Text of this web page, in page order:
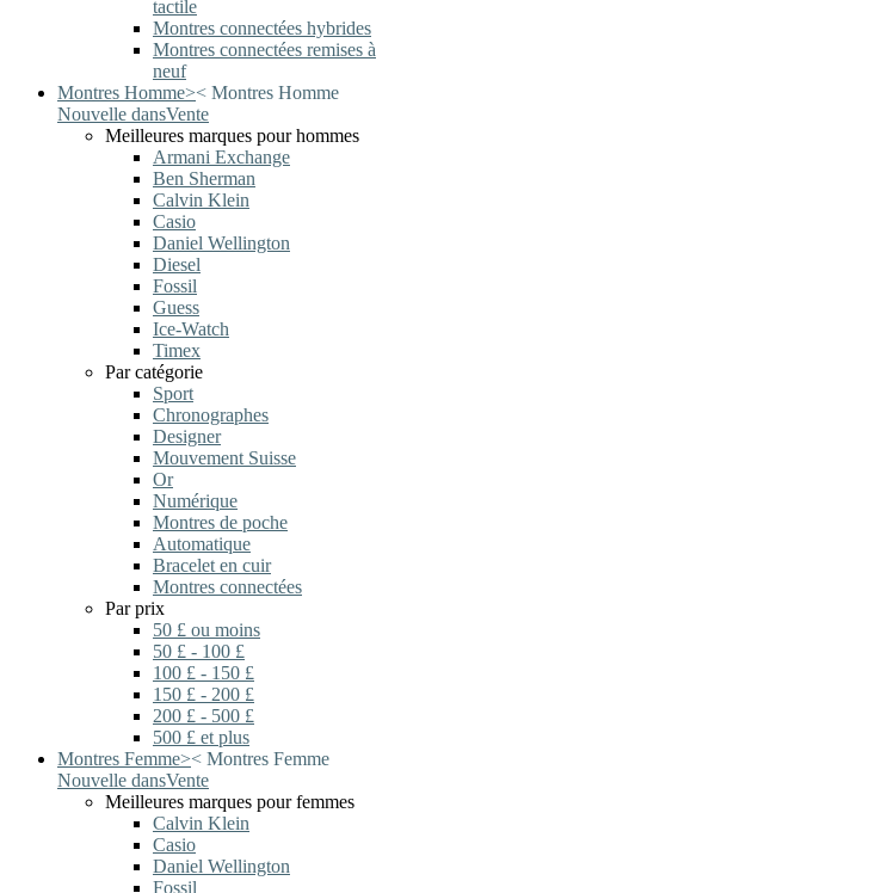
tactile
Montres connectées hybrides
Montres connectées remises à
neuf
Montres Homme>< Montres Homme
Nouvelle dansVente
Meilleures marques pour hommes
Armani Exchange
Ben Sherman
Calvin Klein
Casio
Daniel Wellington
Diesel
Fossil
Guess
Ice-Watch
Timex
Par catégorie
Sport
Chronographes
Designer
Mouvement Suisse
Or
Numérique
Montres de poche
Automatique
Bracelet en cuir
Montres connectées
Par prix
50 £ ou moins
50 £ - 100 £
100 £ - 150 £
150 £ - 200 £
200 £ - 500 £
500 £ et plus
Montres Femme>< Montres Femme
Nouvelle dansVente
Meilleures marques pour femmes
Calvin Klein
Casio
Daniel Wellington
Fossil